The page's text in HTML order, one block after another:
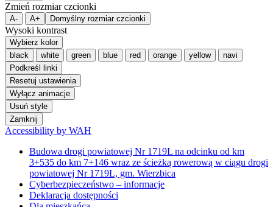
Zmień rozmiar czcionki
A- A+ Domyślny rozmiar czcionki
Wysoki kontrast
Wybierz kolor
black
white green blue red orange yellow
navi
Podkreśl linki
Resetuj ustawienia
Wyłącz animacje
Usuń style
Zamknij
Accessibility by WAH
Budowa drogi powiatowej Nr 1719L na odcinku od km
3+535 do km 7+146 wraz ze ścieżką rowerową w ciągu drogi
powiatowej Nr 1719L, gm. Wierzbica
Cyberbezpieczeństwo – informacje
Deklaracja dostępności